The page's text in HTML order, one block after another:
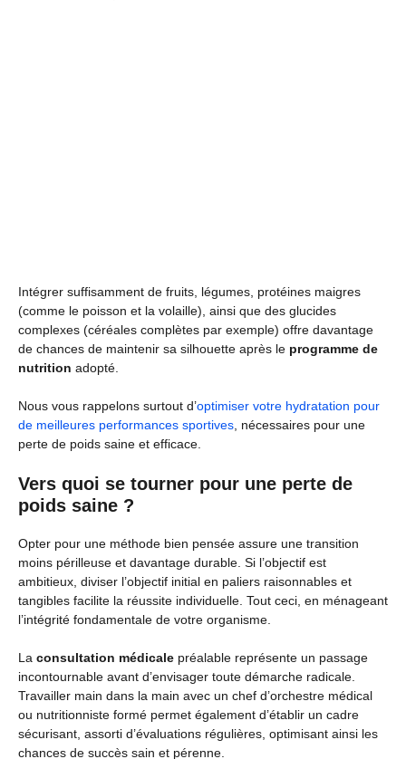
Intégrer suffisamment de fruits, légumes, protéines maigres
(comme le poisson et la volaille), ainsi que des glucides
complexes (céréales complètes par exemple) offre davantage
de chances de maintenir sa silhouette après le programme de
nutrition adopté.
Nous vous rappelons surtout d’optimiser votre hydratation pour
de meilleures performances sportives , nécessaires pour une
perte de poids saine et efficace.
Vers quoi se tourner pour une perte de
poids saine ?
Opter pour une méthode bien pensée assure une transition
moins périlleuse et davantage durable. Si l’objectif est
ambitieux, diviser l’objectif initial en paliers raisonnables et
tangibles facilite la réussite individuelle. Tout ceci, en ménageant
l’intégrité fondamentale de votre organisme.
La consultation médicale préalable représente un passage
incontournable avant d’envisager toute démarche radicale.
Travailler main dans la main avec un chef d’orchestre médical
ou nutritionniste formé permet également d’établir un cadre
sécurisant, assorti d’évaluations régulières, optimisant ainsi les
chances de succès sain et pérenne.